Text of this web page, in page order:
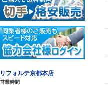
リフォルテ京都本店
営業時間